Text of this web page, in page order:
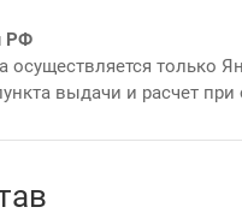
РФ
осуществляется только
выдачи и расчет